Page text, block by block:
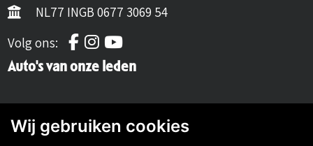
NL77 INGB 0677 3069 54
Volg ons:
Volg ons op Facebook
Volg ons op Instagram
Volg ons op YouTube
Auto's van onze leden
Wij gebruiken cookies